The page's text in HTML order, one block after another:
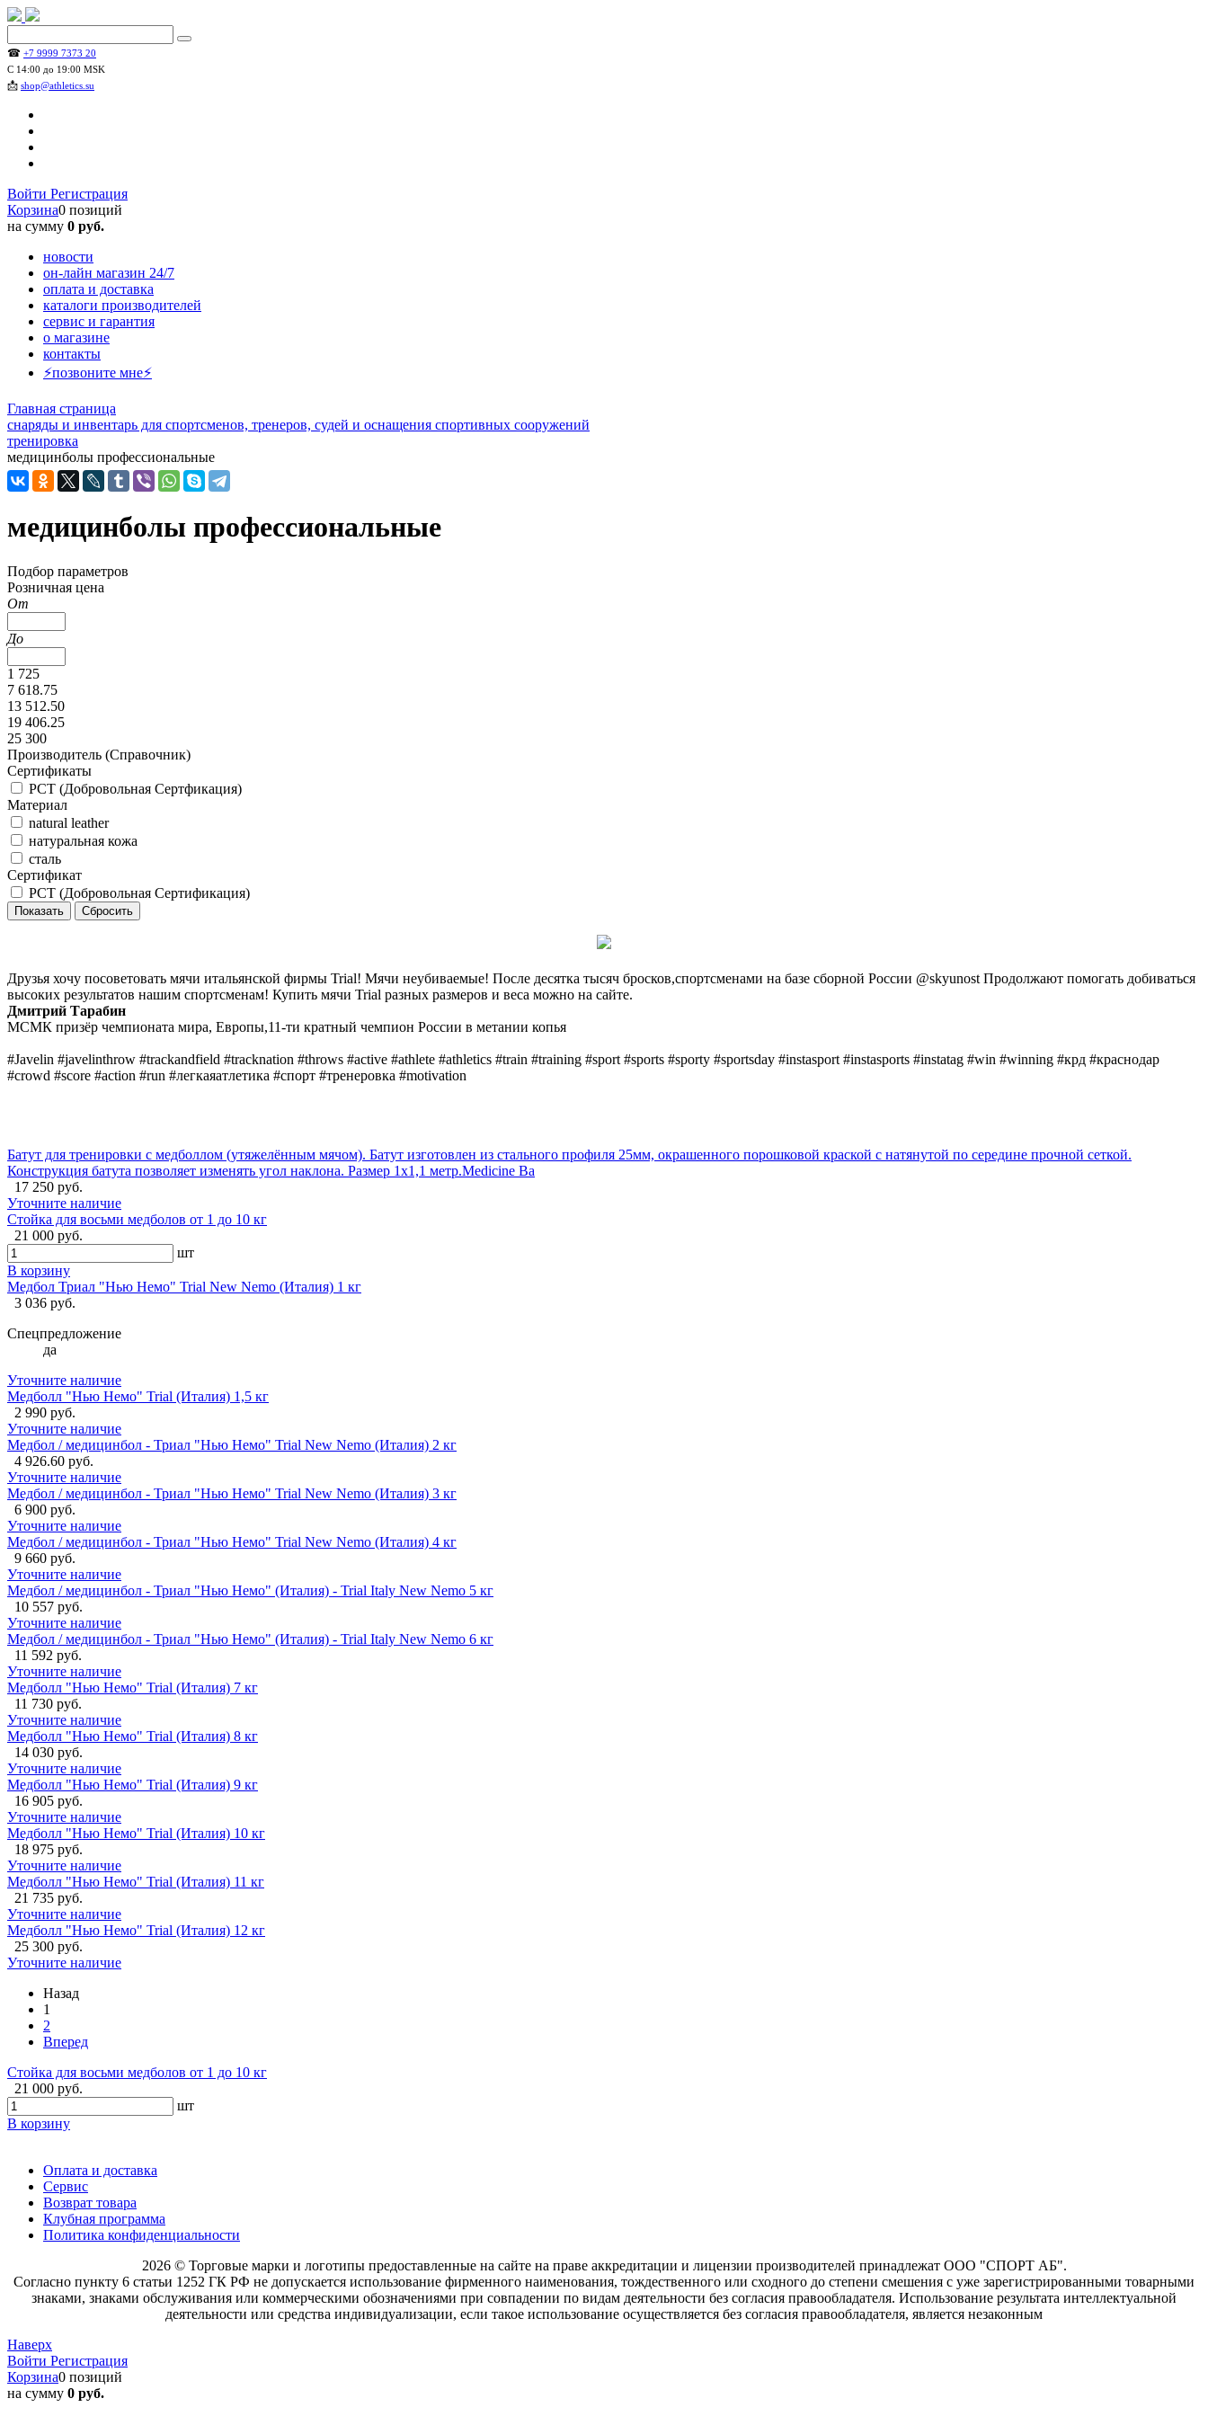
☎ +7 9999 7373 20
С 14:00 до 19:00 MSK
📩 shop@athletics.su
Войти Регистрация
Корзина0 позиций
на сумму 0 руб.
новости
он-лайн магазин 24/7
оплата и доставка
каталоги производителей
сервис и гарантия
о магазине
контакты
⚡позвоните мне⚡
Главная страница
снаряды и инвентарь для спортсменов, тренеров, судей и оснащения спортивных сооружений
тренировка
медицинболы профессиональные
медицинболы профессиональные
Подбор параметров
Розничная цена
От
До
1 725
7 618.75
13 512.50
19 406.25
25 300
Производитель (Справочник)
Сертификаты
РСТ (Добровольная Сертфикация)
Материал
natural leather
натуральная кожа
сталь
Сертификат
РСТ (Добровольная Сертификация)
Друзья хочу посоветовать мячи итальянской фирмы Trial! Мячи неубиваемые! После десятка тысяч бросков,спортсменами на базе сборной России @skyunost Продолжают помогать добиваться
высоких результатов нашим спортсменам! Купить мячи Trial разных размеров и веса можно на сайте.
Дмитрий Тарабин
МСМК призёр чемпионата мира, Европы,11-ти кратный чемпион России в метании копья
#Javelin #javelinthrow #trackandfield #tracknation #throws #active #athlete #athletics #train #training #sport #sports #sporty #sportsday #instasport #instasports #instatag #win #winning #крд #краснодар
#crowd #score #action #run #легкаяатлетика #спорт #тренеровка #motivation
Батут для тренировки с медболлом (утяжелённым мячом). Батут изготовлен из стального профиля 25мм, окрашенного порошковой краской с натянутой по середине прочной сеткой.
Конструкция батута позволяет изменять угол наклона. Размер 1х1,1 метр.Medicine Ba
17 250 руб.
Уточните наличие
Стойка для восьми медболов от 1 до 10 кг
21 000 руб.
шт
В корзину
Медбол Триал "Нью Немо" Trial New Nemo (Италия) 1 кг
3 036 руб.
Спецпредложение
да
Уточните наличие
Медболл "Нью Немо" Trial (Италия) 1,5 кг
2 990 руб.
Уточните наличие
Медбол / медицинбол - Триал "Нью Немо" Trial New Nemo (Италия) 2 кг
4 926.60 руб.
Уточните наличие
Медбол / медицинбол - Триал "Нью Немо" Trial New Nemo (Италия) 3 кг
6 900 руб.
Уточните наличие
Медбол / медицинбол - Триал "Нью Немо" Trial New Nemo (Италия) 4 кг
9 660 руб.
Уточните наличие
Медбол / медицинбол - Триал "Нью Немо" (Италия) - Trial Italy New Nemo 5 кг
10 557 руб.
Уточните наличие
Медбол / медицинбол - Триал "Нью Немо" (Италия) - Trial Italy New Nemo 6 кг
11 592 руб.
Уточните наличие
Медболл "Нью Немо" Trial (Италия) 7 кг
11 730 руб.
Уточните наличие
Медболл "Нью Немо" Trial (Италия) 8 кг
14 030 руб.
Уточните наличие
Медболл "Нью Немо" Trial (Италия) 9 кг
16 905 руб.
Уточните наличие
Медболл "Нью Немо" Trial (Италия) 10 кг
18 975 руб.
Уточните наличие
Медболл "Нью Немо" Trial (Италия) 11 кг
21 735 руб.
Уточните наличие
Медболл "Нью Немо" Trial (Италия) 12 кг
25 300 руб.
Уточните наличие
Назад
1
2
Вперед
Стойка для восьми медболов от 1 до 10 кг
21 000 руб.
шт
В корзину
Оплата и доставка
Сервис
Возврат товара
Клубная программа
Политика конфиденциальности
2026 © Торговые марки и логотипы предоставленные на сайте на праве аккредитации и лицензии производителей принадлежат ООО "СПОРТ АБ".
Согласно пункту 6 статьи 1252 ГК РФ не допускается использование фирменного наименования, тождественного или сходного до степени смешения с уже зарегистрированными товарными
знаками, знаками обслуживания или коммерческими обозначениями при совпадении по видам деятельности без согласия правообладателя. Использование результата интеллектуальной
деятельности или средства индивидуализации, если такое использование осуществляется без согласия правообладателя, является незаконным
Наверх
Войти Регистрация
Корзина0 позиций
на сумму 0 руб.